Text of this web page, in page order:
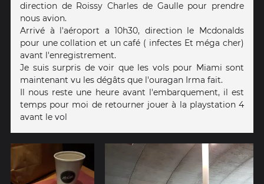
direction de Roissy Charles de Gaulle pour prendre
nous avion.
Arrivé à l'aéroport a 10h30, direction le Mcdonalds
pour une collation et un café ( infectes Et méga cher)
avant l'enregistrement.
Je suis surpris de voir que les vols pour Miami sont
maintenant vu les dégâts que l'ouragan Irma fait.
Il nous reste une heure avant l'embarquement, il est
temps pour moi de retourner jouer à la playstation 4
avant le vol